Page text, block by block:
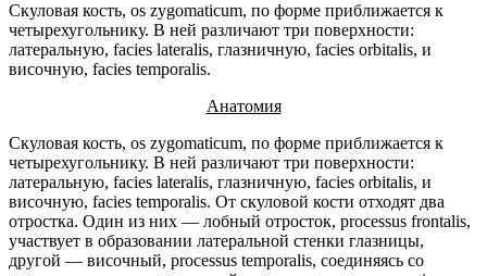
Скуловая кость, os zygomaticum, по форме приближается к
четырехугольнику. В ней различают три поверхности:
латеральную, facies lateralis, глазничную, facies orbitalis, и
височную, facies temporalis.
Анатомия
Скуловая кость, os zygomaticum, по форме приближается к
четырехугольнику. В ней различают три поверхности:
латеральную, facies lateralis, глазничную, facies orbitalis, и
височную, facies temporalis. От скуловой кости отходят два
отростка. Один из них — лобный отросток, processus frontalis,
участвует в образовании латеральной стенки глазницы,
другой — височный, processus temporalis, соединяясь со